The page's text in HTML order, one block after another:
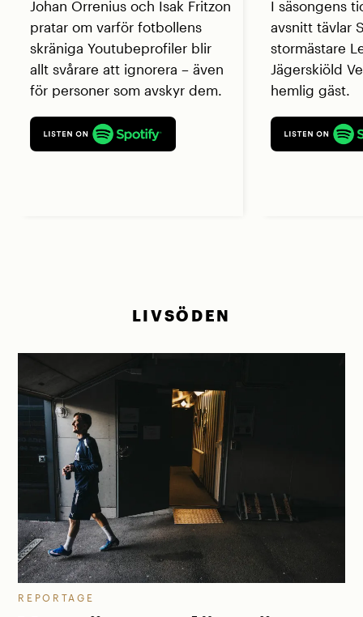
Johan Orrenius och Isak Fritzon
pratar om varför fotbollens
skräniga Youtubeprofiler blir
allt svårare att ignorera – även
för personer som avskyr dem.
I säsongens
avsnitt tävlar
stormästare
Jägerskiöld
hemlig gäst.
LIVSÖDEN
REPORTAGE